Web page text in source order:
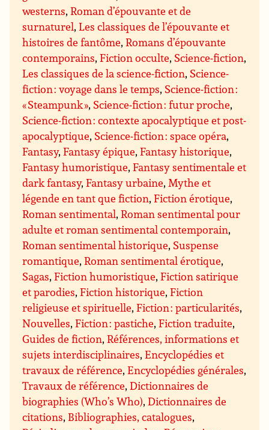
westerns,Roman d’épouvante et de
surnaturel,Les classiques de l’épouvante et
histoires de fantôme,Romans d’épouvante
contemporains,Fiction occulte, Science-fiction,
Les classiques de la science-fiction, Science-
fiction : voyage dans le temps, Science-fiction :
« Steampunk », Science-fiction : futur proche,
Science-fiction : contexte apocalyptique et post-
apocalyptique, Science-fiction : space opéra,
Fantasy,Fantasy épique,Fantasy historique,
Fantasy humoristique,Fantasy sentimentale et
dark fantasy,Fantasy urbaine,Mythe et
légende en tant que fiction,Fiction érotique,
Roman sentimental,Roman sentimental pour
adulte et roman sentimental contemporain,
Roman sentimental historique, Suspense
romantique,Roman sentimental érotique,
Sagas,Fiction humoristique,Fiction satirique
et parodies,Fiction historique,Fiction
religieuse et spirituelle,Fiction : particularités,
Nouvelles,Fiction : pastiche,Fiction traduite,
Guides de fiction,Références, informations et
sujets interdisciplinaires,Encyclopédies et
travaux de référence,Encyclopédies générales,
Travaux de référence,Dictionnaires de
biographies (Who’s Who),Dictionnaires de
citations, Bibliographies, catalogues,